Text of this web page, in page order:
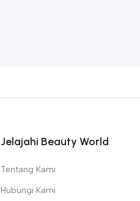
Jelajahi Beauty World
Tentang Kami
Hubungi Kami